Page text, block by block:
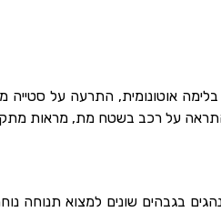
אוטונומית, התרעה על סטייה
בגבהים שונים למצוא תנוחה